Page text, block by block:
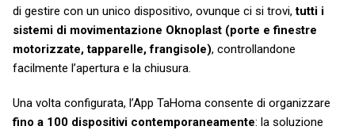
di gestire con un unico dispositivo, ovunque ci si trovi,tutti i
sistemi di movimentazione Oknoplast (porte e finestre
motorizzate, tapparelle, frangisole), controllandone
facilmente l’apertura e la chiusura.
Una volta configurata, l’App TaHoma consente di organizzare
fino a 100 dispositivi contemporaneamente: la soluzione